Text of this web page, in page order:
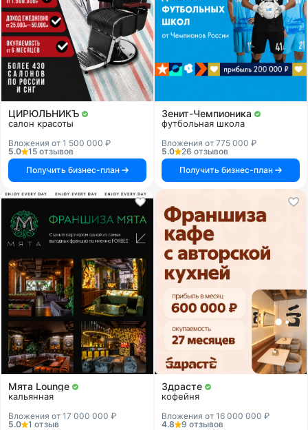
ЦИРЮЛЬНИКЪ
салон красоты
Вложения от 1 500 000 ₽
5.0
15 отзывов
Получить бизнес-план
Зенит-Чемпионика
футбольная школа
Вложения от 775 000 ₽
5.0
26 отзывов
Получить бизнес-план
Мята Lounge
кальянная
Вложения от 17 000 000 ₽
5.0
1 отзыв
Здрасте
кофейня
Вложения от 16 000 000 ₽
4.8
9 отзывов